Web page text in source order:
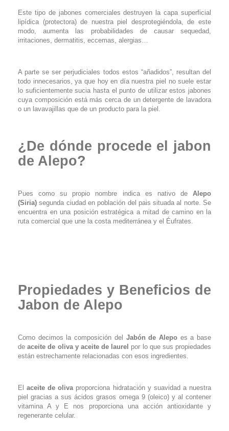
Este tipo de jabones comerciales destruyen la capa superficial
lipídica (protectora) de nuestra piel desprotegiéndola, de este
modo, aumenta las probabilidades de causar sequedad,
irritaciones, dermatitis, eccemas, alergias…
A parte se ser perjudiciales todos estos “añadidos”, resultan del
todo innecesarios, ya que hoy en día nuestra piel no suele estar
lo suficientemente sucia hasta el punto de utilizar estos jabones
cuya composición está más cerca de un detergente de lavadora
o un lavavajillas que de un producto para la piel.
¿De dónde procede el jabon
de Alepo?
Pues como su propio nombre indica es nativo de Alepo
(Siria) segunda ciudad en población del pais situada al norte. Se
encuentra en una posición estratégica a mitad de camino en la
ruta comercial que une la costa mediterránea y el Éufrates.
Propiedades y Beneficios de
Jabon de Alepo
Como decimos la composición del Jabón de Alepoes a base
deaceite de oliva y aceite de laurel por lo que sus propiedades
están estrechamente relacionadas con esos ingredientes.
Elaceite de olivaproporciona hidratación y suavidad a nuestra
piel gracias a sus ácidos grasos omega 9 (oleico) y al contener
vitamina A y E nos proporciona una acción antioxidante y
regenerante celular.